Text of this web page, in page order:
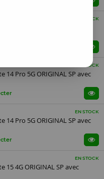
EN STOCK
ORIGINAL SP avec
EN STOCK
14 Pro 5G ORIGINAL SP avec
EN STOCK
14 Pro 5G ORIGINAL SP avec
EN STOCK
15 4G ORIGINAL SP avec